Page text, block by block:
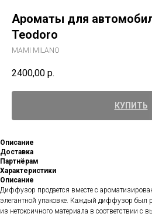
Ароматы для
Teodoro
MAMI MILANO
2400,00 р.
КУПИТЬ
Описание
Доставка
Партнёрам
Характеристики
Описание
Диффузор продается вместе с
элегантной упаковке. Каждый диффузор был
из нетоксичного материала в соответствии с